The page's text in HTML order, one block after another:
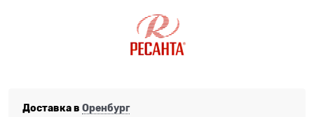
Доставка в Оренбург